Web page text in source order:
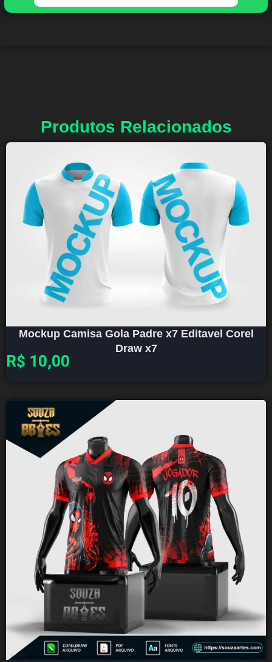
Produtos Relacionados
Mockup Camisa Gola Padre x7 Editavel Corel
Draw x7
R$ 10,00